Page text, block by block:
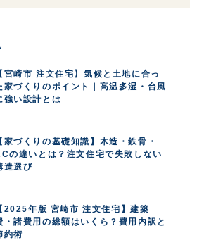
【宮崎市 注文住宅】気候と土地に合っ
家づくりのポイント｜高温多湿・台風
強い設計とは
【家づくりの基礎知識】木造・鉄骨・
の違いとは？注文住宅で失敗しない
造選び
【2025年版 宮崎市 注文住宅】建築
・諸費用の総額はいくら？費用内訳と
約術